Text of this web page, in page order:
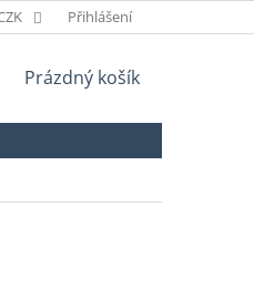
Přihlášení
NÁKUPNÍ
Prázdný košík